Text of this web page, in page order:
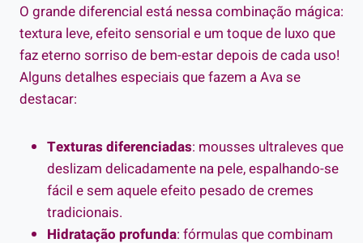
O grande diferencial está nessa combinação mágica:
textura leve, efeito sensorial e um toque de luxo que
faz eterno sorriso de bem-estar depois de cada uso!
Alguns detalhes especiais que fazem a Ava se
destacar:
Texturas diferenciadas: mousses ultraleves que
deslizam delicadamente na pele, espalhando-se
fácil e sem aquele efeito pesado de cremes
tradicionais.
Hidratação profunda: fórmulas que combinam